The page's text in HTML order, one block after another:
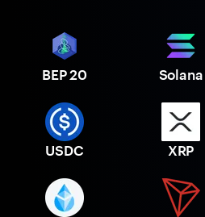
BEP 20 Solana
USDC XRP